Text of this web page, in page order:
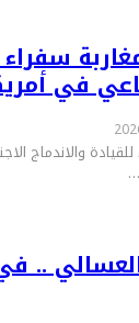
سفراء
في
والاندماج
العسالي ..